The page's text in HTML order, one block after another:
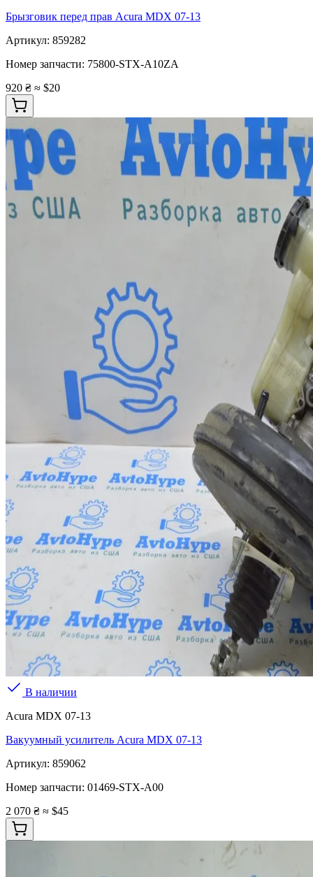
Брызговик перед прав Acura MDX 07-13
Артикул: 859282
Номер запчасти: 75800-STX-A10ZA
920 ₴ ≈ $20
В наличии
Acura MDX 07-13
Вакуумный усилитель Acura MDX 07-13
Артикул: 859062
Номер запчасти: 01469-STX-A00
2 070 ₴ ≈ $45